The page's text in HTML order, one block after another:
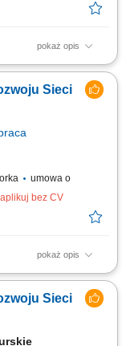
pokaż opis
i rozwój sieci
handlowymi,
prowadzenie
Sieci
umowa o
aplikuj bez CV
pokaż opis
i rozwój sieci
handlowymi,
prowadzenie
Sieci